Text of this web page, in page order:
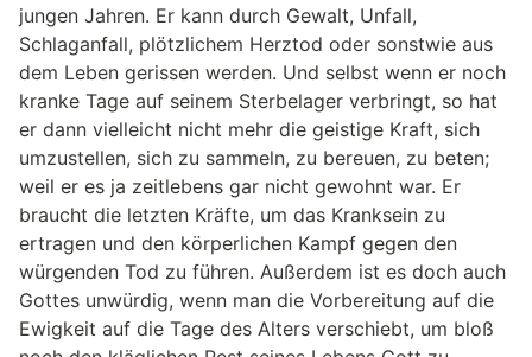
jungen Jahren. Er kann durch Gewalt, Unfall,
Schlaganfall, plötzlichem Herztod oder sonstwie aus
dem Leben gerissen werden. Und selbst wenn er noch
kranke Tage auf seinem Sterbelager verbringt, so hat
er dann vielleicht nicht mehr die geistige Kraft, sich
umzustellen, sich zu sammeln, zu bereuen, zu beten;
weil er es ja zeitlebens gar nicht gewohnt war. Er
braucht die letzten Kräfte, um das Kranksein zu
ertragen und den körperlichen Kampf gegen den
würgenden Tod zu führen. Außerdem ist es doch auch
Gottes unwürdig, wenn man die Vorbereitung auf die
Ewigkeit auf die Tage des Alters verschiebt, um bloß